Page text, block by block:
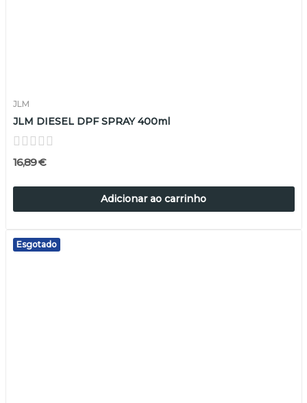
JLM
JLM DIESEL DPF SPRAY 400ml
16,89 €
Adicionar ao carrinho
Esgotado